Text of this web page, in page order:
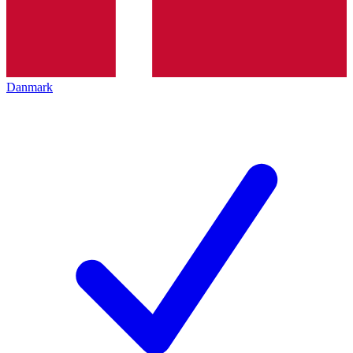
Danmark